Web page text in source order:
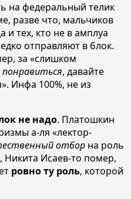
на федеральный телик
разве что, мальчиков
и тех, кто не в амплуа
отправляют в блок.
за «слишком
, давайте
Инфа 100%, не из
не надо. Платошкин
а-ля «лектор-
отбор на роль
Никита Исаев-то помер,
ровно ту роль, которой